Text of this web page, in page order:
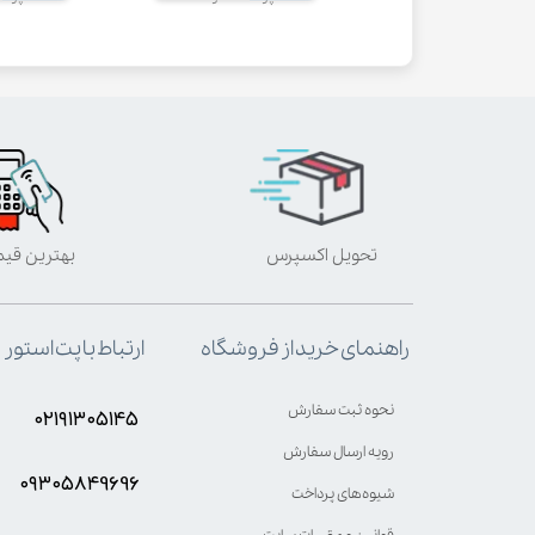
تحویل اکسپرس بهترین
راهنمای خرید از فروشگاه
نحوه ثبت سفارش
رویه ارسال سفارش
شیوه‌های پرداخت
ارتباط با پت استور
۰۲۱۹۱۳۰۵۱۴۵
۰۹۳۰۵8۴9696